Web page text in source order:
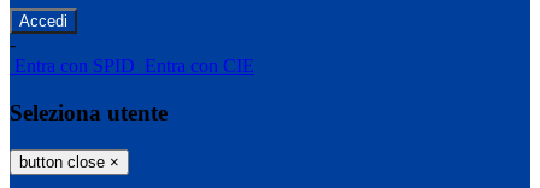
-
Entra con SPID Entra con CIE
Seleziona utente
button close ×